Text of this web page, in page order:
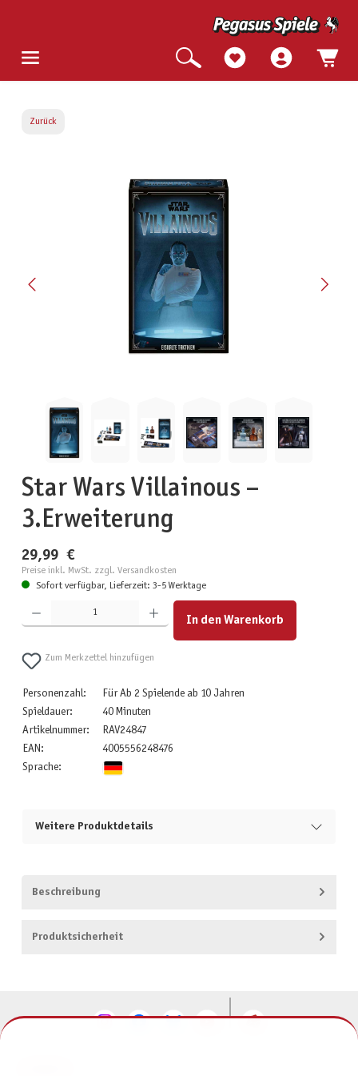
Zurück
Bildergalerie überspringen
Star Wars Villainous –
3.Erweiterung
29,99 €
Preise inkl. MwSt. zzgl. Versandkosten
Sofort verfügbar, Lieferzeit: 3-5 Werktage
Produkt Anzahl: Gib den gewünschten Wert ein oder benutze die Schaltflächen um die Anzahl zu
In den Warenkorb
Zum Merkzettel hinzufügen
Personenzahl:
Für Ab 2 Spielende ab 10 Jahren
Spieldauer:
40 Minuten
Artikelnummer:
RAV24847
EAN:
4005556248476
Sprache:
Weitere Produktdetails
Beschreibung
Produktsicherheit